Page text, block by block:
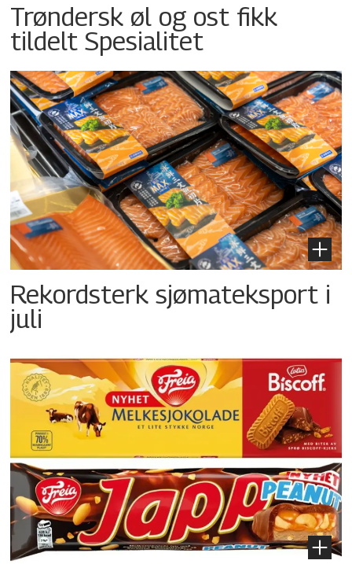
Trøndersk øl og ost fikk
tildelt Spesialitet
Rekordsterk sjømateksport i
juli